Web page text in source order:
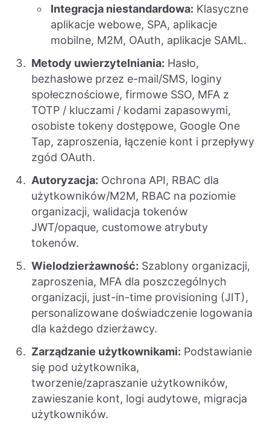
Integracja niestandardowa: Klasyczne
aplikacje webowe, SPA, aplikacje
mobilne, M2M, OAuth, aplikacje SAML.
Metody uwierzytelniania: Hasło,
bezhasłowe przez e-mail/SMS, loginy
społecznościowe, firmowe SSO, MFA z
TOTP / kluczami / kodami zapasowymi,
osobiste tokeny dostępowe, Google One
Tap, zaproszenia, łączenie kont i przepływy
zgód OAuth.
Autoryzacja: Ochrona API, RBAC dla
użytkowników/M2M, RBAC na poziomie
organizacji, walidacja tokenów
JWT/opaque, customowe atrybuty
tokenów.
Wielodzierżawność: Szablony organizacji,
zaproszenia, MFA dla poszczególnych
organizacji, just-in-time provisioning (JIT),
personalizowane doświadczenie logowania
dla każdego dzierżawcy.
Zarządzanie użytkownikami: Podstawianie
się pod użytkownika,
tworzenie/zapraszanie użytkowników,
zawieszanie kont, logi audytowe, migracja
użytkowników.